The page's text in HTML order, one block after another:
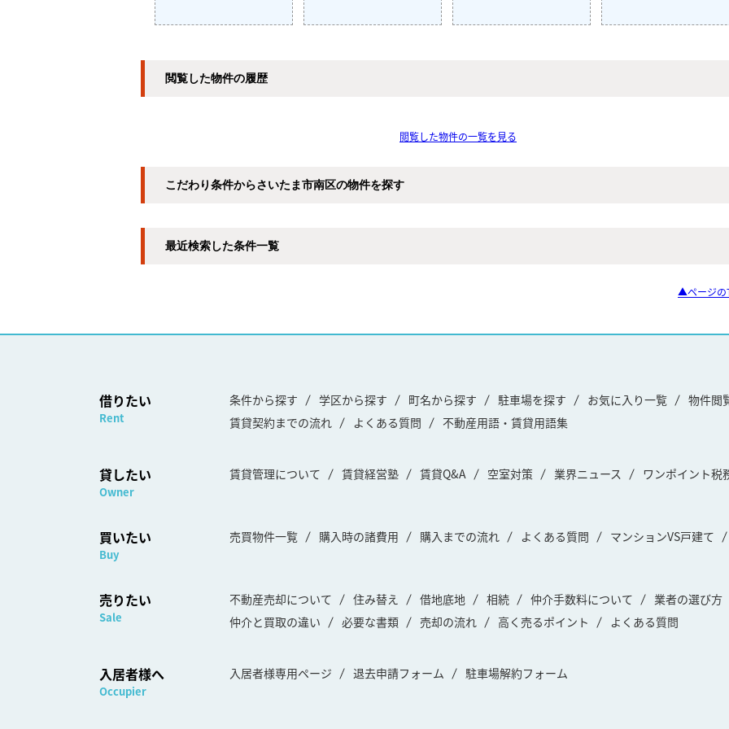
閲覧した物件の履歴
閲覧した物件の一覧を見る
こだわり条件からさいたま市南区の物件を探す
最近検索した条件一覧
▲ページの
借りたい
Rent
条件から探す 学区から探す 町名から探す 駐車場を探す お気に入り一覧 物件閲
賃貸契約までの流れ
よくある質問 不動産用語・賃貸用語集
貸したい
Owner
賃貸管理について 賃貸経営塾 賃貸Q&A 空室対策 業界ニュース ワンポイント税
買いたい
Buy
売買物件一覧 購入時の諸費用 購入までの流れ よくある質問 マンションVS戸建て
売りたい
Sale
不動産売却について 住み替え 借地底地 相続 仲介手数料について 業者の選び方
仲介と買取の違い
必要な書類 売却の流れ 高く売るポイント よくある質問
入居者様へ
Occupier
入居者様専用ページ 退去申請フォーム 駐車場解約フォーム